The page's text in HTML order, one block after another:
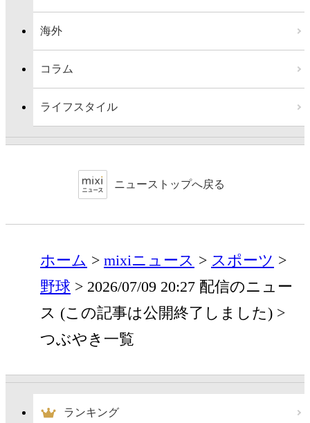
海外
コラム
ライフスタイル
ニューストップへ戻る
ホーム mixiニュース
スポーツ
野球
2026/07/09 20:27 配信のニュー
ス (この記事は公開終了しました)
つぶやき一覧
ランキング